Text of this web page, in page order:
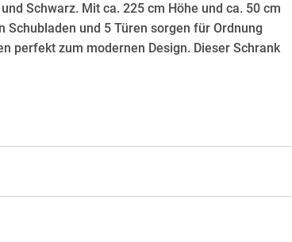
Schwarz. Mit ca. 225 cm Höhe und ca. 50 cm
und 5 Türen sorgen für Ordnung
perfekt zum modernen Design. Dieser Schrank